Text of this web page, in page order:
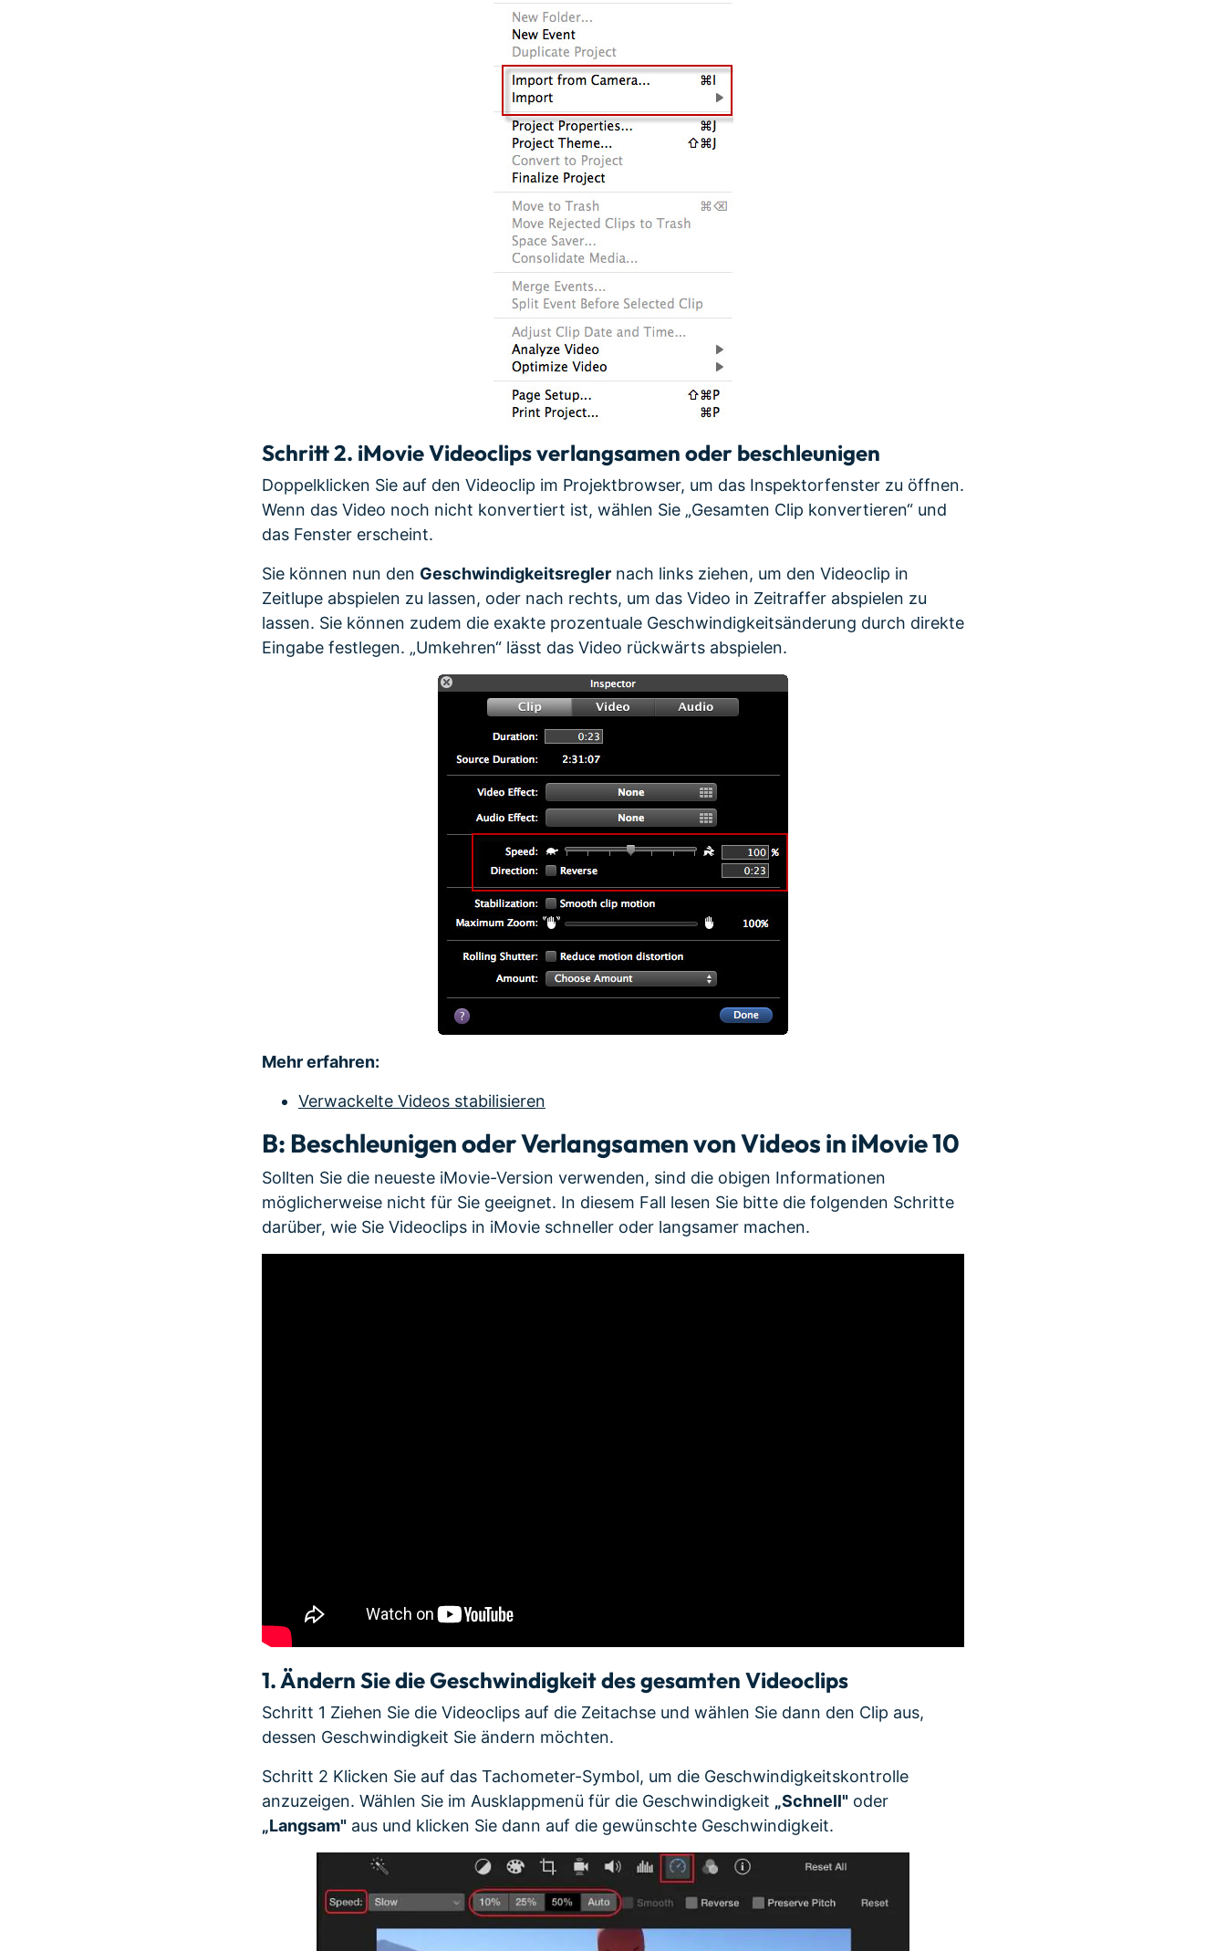
Schritt 2. iMovie Videoclips verlangsamen oder beschleunigen
Doppelklicken Sie auf den Videoclip im Projektbrowser, um das Inspektorfenster zu öffnen.
Wenn das Video noch nicht konvertiert ist, wählen Sie „Gesamten Clip konvertieren“ und
das Fenster erscheint.
Sie können nun den Geschwindigkeitsregler nach links ziehen, um den Videoclip in
Zeitlupe abspielen zu lassen, oder nach rechts, um das Video in Zeitraffer abspielen zu
lassen. Sie können zudem die exakte prozentuale Geschwindigkeitsänderung durch direkte
Eingabe festlegen. „Umkehren“ lässt das Video rückwärts abspielen.
Mehr erfahren:
Verwackelte Videos stabilisieren
B: Beschleunigen oder Verlangsamen von Videos in iMovie 10
Sollten Sie die neueste iMovie-Version verwenden, sind die obigen Informationen
möglicherweise nicht für Sie geeignet. In diesem Fall lesen Sie bitte die folgenden Schritte
darüber, wie Sie Videoclips in iMovie schneller oder langsamer machen.
1. Ändern Sie die Geschwindigkeit des gesamten Videoclips
Schritt 1 Ziehen Sie die Videoclips auf die Zeitachse und wählen Sie dann den Clip aus,
dessen Geschwindigkeit Sie ändern möchten.
Schritt 2 Klicken Sie auf das Tachometer-Symbol, um die Geschwindigkeitskontrolle
anzuzeigen. Wählen Sie im Ausklappmenü für die Geschwindigkeit „Schnell" oder
„Langsam" aus und klicken Sie dann auf die gewünschte Geschwindigkeit.